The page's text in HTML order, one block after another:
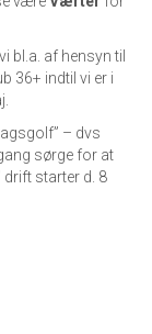
bl.a. af hensyn til
36+ indtil vi er i
– dvs
sørge for at
drift starter d. 8